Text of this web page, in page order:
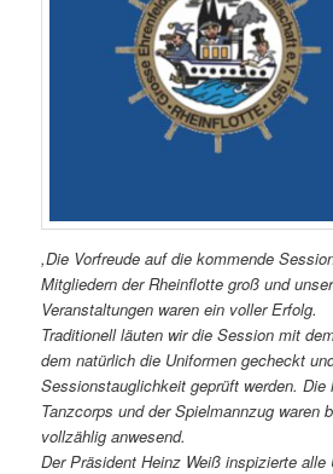
,Die Vorfreude auf die kommende
Mitgliedern der Rheinflotte groß und
Veranstaltungen waren ein voller Erfolg.
Traditionell läuten wir die Session mit
dem natürlich die Uniformen gecheckt
Sessionstauglichkeit geprüft werden. Die
Tanzcorps und der Spielmannzug waren
vollzählig anwesend.
Der Präsident Heinz Weiß inspizierte alle